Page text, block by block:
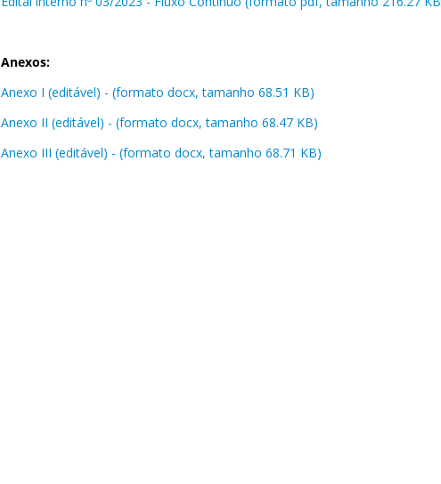
Anexos:
Anexo I (editável) - (formato docx, tamanho 68.51 KB)
Anexo II (editável) - (formato docx, tamanho 68.47 KB)
Anexo III (editável) - (formato docx, tamanho 68.71 KB)